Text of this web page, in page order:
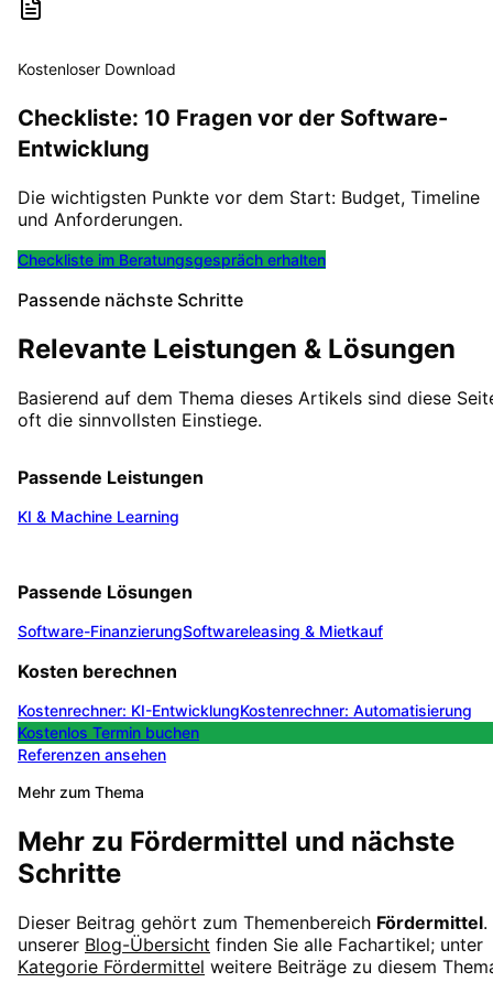
Kostenloser Download
Checkliste: 10 Fragen vor der Software-
Entwicklung
Die wichtigsten Punkte vor dem Start: Budget, Timeline
und Anforderungen.
Checkliste im Beratungsgespräch erhalten
Passende nächste Schritte
Relevante Leistungen & Lösungen
Basierend auf dem Thema dieses Artikels sind diese
oft die sinnvollsten Einstiege.
Passende Leistungen
KI & Machine Learning
Passende Lösungen
Software-FinanzierungSoftwareleasing & Mietkauf
Kosten berechnen
Kostenrechner: KI-EntwicklungKostenrechner: Automatisierung
Kostenlos Termin buchen
Referenzen ansehen
Mehr zum Thema
Mehr zu Fördermittel und nächste
Schritte
Dieser Beitrag gehört zum Themenbereich Fördermittel.
unserer Blog-Übersicht finden Sie alle Fachartikel; unter
Kategorie Fördermittel weitere Beiträge zu diesem